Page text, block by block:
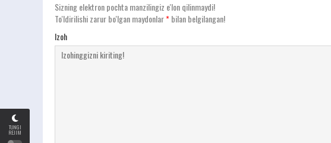
TUNGI
REJIM
Sizning elektron pochta manzilingiz e'lon qilinmaydi!
To'ldirilishi zarur bo'lgan maydonlar*bilan belgilangan!
Izoh